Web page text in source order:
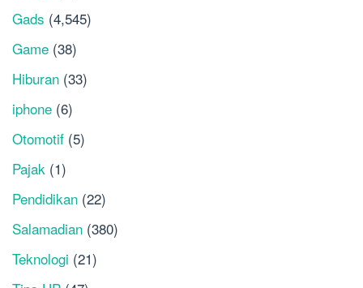
Gads (4,545)
Game (38)
Hiburan (33)
iphone (6)
Otomotif (5)
Pajak (1)
Pendidikan (22)
Salamadian (380)
Teknologi (21)